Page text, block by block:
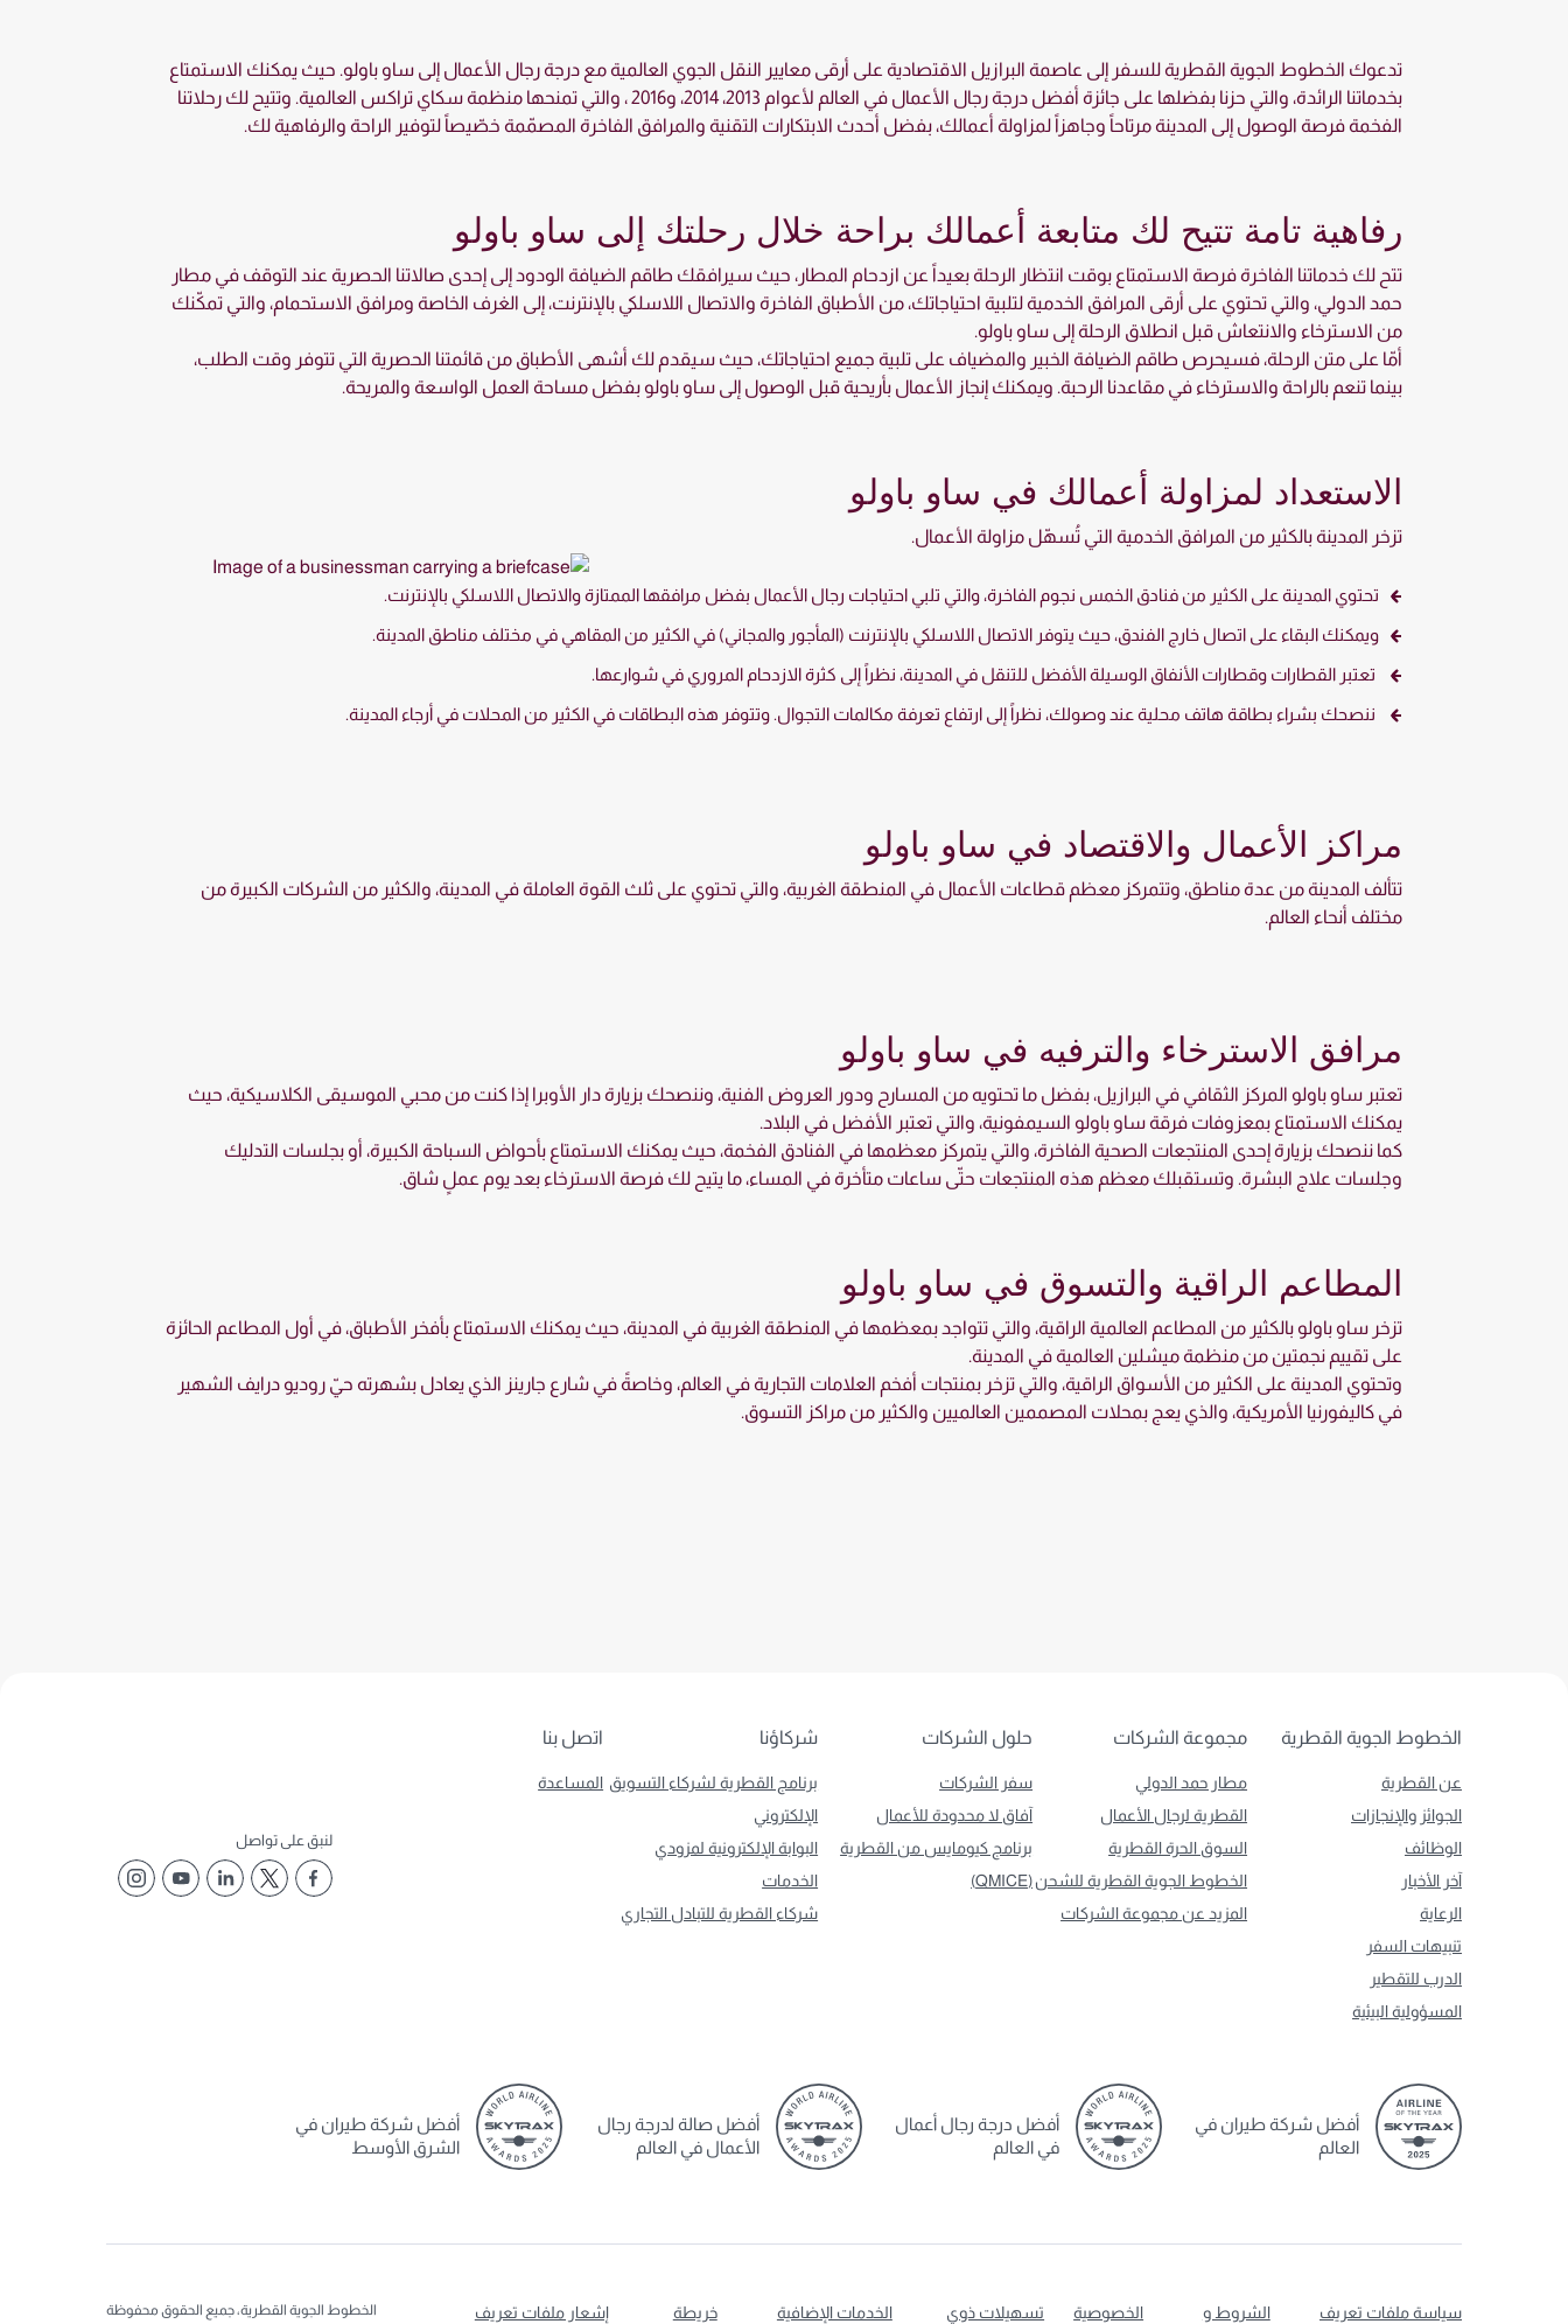
تدعوك الخطوط الجوية القطرية للسفر إلى عاصمة البرازيل الاقتصادية على أرقى معايير النقل الجوي العالمية مع درجة رجال الأعمال إلى ساو باولو. حيث يمكنك الاستمتاع
بخدماتنا الرائدة، والتي حزنا بفضلها على جائزة أفضل درجة رجال الأعمال في العالم لأعوام 2013، 2014، و2016 ، والتي تمنحها منظمة سكاي تراكس العالمية. وتتيح لك رحلاتنا
الفخمة فرصة الوصول إلى المدينة مرتاحاً وجاهزاً لمزاولة أعمالك، بفضل أحدث الابتكارات التقنية والمرافق الفاخرة المصمّمة خصّيصاً لتوفير الراحة والرفاهية لك.
رفاهية تامة تتيح لك متابعة أعمالك براحة خلال رحلتك إلى ساو باولو
تتح لك خدماتنا الفاخرة فرصة الاستمتاع بوقت انتظار الرحلة بعيداً عن ازدحام المطار، حيث سيرافقك طاقم الضيافة الودود إلى إحدى صالاتنا الحصرية عند التوقف في مطار
حمد الدولي، والتي تحتوي على أرقى المرافق الخدمية لتلبية احتياجاتك، من الأطباق الفاخرة والاتصال اللاسلكي بالإنترنت، إلى الغرف الخاصة ومرافق الاستحمام، والتي تمكّنك
من الاسترخاء والانتعاش قبل انطلاق الرحلة إلى ساو باولو.
أمّا على متن الرحلة، فسيحرص طاقم الضيافة الخبير والمضياف على تلبية جميع احتياجاتك، حيث سيقدم لك أشهى الأطباق من قائمتنا الحصرية التي تتوفر وقت الطلب،
بينما تنعم بالراحة والاسترخاء في مقاعدنا الرحبة. ويمكنك إنجاز الأعمال بأريحية قبل الوصول إلى ساو باولو بفضل مساحة العمل الواسعة والمريحة.
الاستعداد لمزاولة أعمالك في ساو باولو
تزخر المدينة بالكثير من المرافق الخدمية التي تُسهّل مزاولة الأعمال.
تحتوي المدينة على الكثير من فنادق الخمس نجوم الفاخرة، والتي تلبي احتياجات رجال الأعمال بفضل مرافقها الممتازة والاتصال اللاسلكي بالإنترنت.
ويمكنك البقاء على اتصال خارج الفندق، حيث يتوفر الاتصال اللاسلكي بالإنترنت (المأجور والمجاني) في الكثير من المقاهي في مختلف مناطق المدينة.
تعتبر القطارات وقطارات الأنفاق الوسيلة الأفضل للتنقل في المدينة، نظراً إلى كثرة الازدحام المروري في شوارعها.
ننصحك بشراء بطاقة هاتف محلية عند وصولك، نظراً إلى ارتفاع تعرفة مكالمات التجوال. وتتوفر هذه البطاقات في الكثير من المحلات في أرجاء المدينة.
مراكز الأعمال والاقتصاد في ساو باولو
تتألف المدينة من عدة مناطق، وتتمركز معظم قطاعات الأعمال في المنطقة الغربية، والتي تحتوي على ثلث القوة العاملة في المدينة، والكثير من الشركات الكبيرة من
مختلف أنحاء العالم.
مرافق الاسترخاء والترفيه في ساو باولو
تعتبر ساو باولو المركز الثقافي في البرازيل، بفضل ما تحتويه من المسارح ودور العروض الفنية، وننصحك بزيارة دار الأوبرا إذا كنت من محبي الموسيقى الكلاسيكية، حيث
يمكنك الاستمتاع بمعزوفات فرقة ساو باولو السيمفونية، والتي تعتبر الأفضل في البلاد.
كما ننصحك بزيارة إحدى المنتجعات الصحية الفاخرة، والتي يتمركز معظمها في الفنادق الفخمة، حيث يمكنك الاستمتاع بأحواض السباحة الكبيرة، أو بجلسات التدليك
وجلسات علاج البشرة. وتستقبلك معظم هذه المنتجعات حتّى ساعات متأخرة في المساء، ما يتيح لك فرصة الاسترخاء بعد يوم عملٍ شاق.
المطاعم الراقية والتسوق في ساو باولو
تزخر ساو باولو بالكثير من المطاعم العالمية الراقية، والتي تتواجد بمعظمها في المنطقة الغربية في المدينة، حيث يمكنك الاستمتاع بأفخر الأطباق، في أول المطاعم الحائزة
على تقييم نجمتين من منظمة ميشلين العالمية في المدينة.
وتحتوي المدينة على الكثير من الأسواق الراقية، والتي تزخر بمنتجات أفخم العلامات التجارية في العالم، وخاصةً في شارع جارينز الذي يعادل بشهرته حيّ روديو درايف الشهير
في كاليفورنيا الأمريكية، والذي يعج بمحلات المصممين العالميين والكثير من مراكز التسوق.
الخطوط الجوية القطرية مجموعة الشركات حلول الشركات شركاؤنا اتصل بنا
عن القطرية
الجوائز والإنجازات
الوظائف
آخر الأخبار
الرعاية
تنبيهات السفر
الدرب للتقطير
المسؤولية البيئية
مطار حمد الدولي
القطرية لرجال الأعمال
السوق الحرة القطرية
الخطوط الجوية القطرية للشحن
المزيد عن مجموعة الشركات
سفر الشركات
آفاق لا محدودة للأعمال
برنامج كيومايس من القطرية
(QMICE)
برنامج القطرية لشركاء التسويق
الإلكتروني
البوابة الإلكترونية لمزودي
الخدمات
شركاء القطرية للتبادل التجاري
المساعدة
لنبق على تواصل
أفضل شركة طيران في
العالم
أفضل درجة رجال أعمال
في العالم
أفضل صالة لدرجة رجال
الأعمال في العالم
أفضل شركة طيران في
الشرق الأوسط
سياسة ملفات تعريف الشروط و الخصوصية تسهيلات ذوي الخدمات الإضافية خريطة إشعار ملفات تعريف الخطوط الجوية القطرية، جميع الحقوق محفوظة